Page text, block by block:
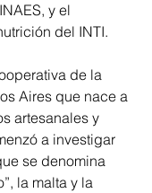
y el
del INTI.
de la
Aires que nace a
artesanales y
a investigar
se denomina
la malta y la